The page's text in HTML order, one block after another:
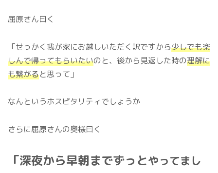
屈原さん曰く
「せっかく我が家にお越しいただく訳ですから少しでも楽
しんで帰ってもらいたいのと、後から見返した時の理解に
も繋がると思って」
なんというホスピタリティでしょうか
さらに屈原さんの奥様曰く
「深夜から早朝までずっとやってまし